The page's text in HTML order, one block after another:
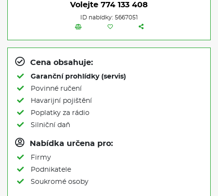
Volejte 774 133 408
ID nabídky: 5667051
Cena obsahuje:
Garanční prohlídky (servis)
Povinné ručení
Havarijní pojištění
Poplatky za rádio
Silniční daň
Nabídka určena pro:
Firmy
Podnikatele
Soukromé osoby